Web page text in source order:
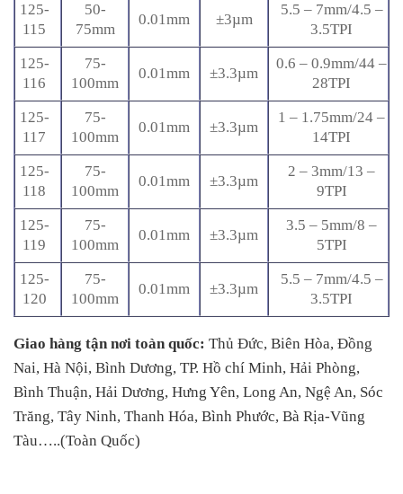
125-
115
50-
75mm
0.01mm ±3µm
5.5 – 7mm/4.5 –
3.5TPI
125-
116
75-
100mm
0.01mm ±3.3µm
0.6 – 0.9mm/44 –
28TPI
125-
117
75-
100mm
0.01mm ±3.3µm
1 – 1.75mm/24 –
14TPI
125-
118
75-
100mm
0.01mm ±3.3µm
2 – 3mm/13 –
9TPI
125-
119
75-
100mm
0.01mm ±3.3µm
3.5 – 5mm/8 –
5TPI
125-
120
75-
100mm
0.01mm ±3.3µm
5.5 – 7mm/4.5 –
3.5TPI
Giao hàng tận nơi toàn quốc: Thủ Đức, Biên Hòa, Đồng
Nai, Hà Nội, Bình Dương, TP. Hồ chí Minh, Hải Phòng,
Bình Thuận, Hải Dương, Hưng Yên, Long An, Ngệ An, Sóc
Trăng, Tây Ninh, Thanh Hóa, Bình Phước, Bà Rịa-Vũng
Tàu…..(Toàn Quốc)